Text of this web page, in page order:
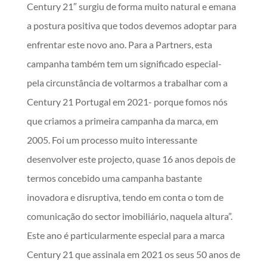
Century 21″ surgiu de forma muito natural e emana
a postura positiva que todos devemos adoptar para
enfrentar este novo ano. Para a Partners, esta
campanha também tem um significado especial-
pela circunstância de voltarmos a trabalhar com a
Century 21 Portugal em 2021- porque fomos nós
que criamos a primeira campanha da marca, em
2005. Foi um processo muito interessante
desenvolver este projecto, quase 16 anos depois de
termos concebido uma campanha bastante
inovadora e disruptiva, tendo em conta o tom de
comunicação do sector imobiliário, naquela altura”.
Este ano é particularmente especial para a marca
Century 21 que assinala em 2021 os seus 50 anos de